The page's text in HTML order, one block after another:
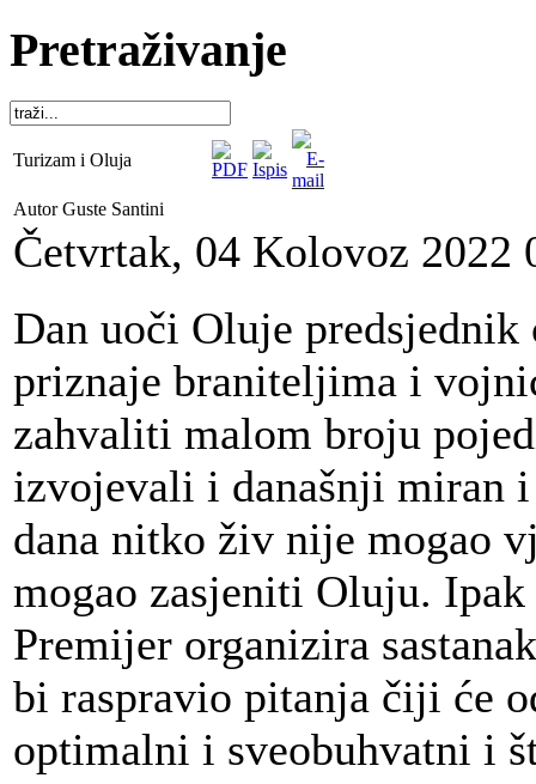
Pretraživanje
Turizam i Oluja
Autor Guste Santini
Četvrtak, 04 Kolovoz 2022
Dan uoči Oluje
priznaje braniteljima i
zahvaliti malom broju
izvojevali i današnji miran
dana nitko živ nije mogao
mogao zasjeniti Oluju. Ipak
Premijer organizira
bi raspravio pitanja čiji će
optimalni i sveobuhvatni i